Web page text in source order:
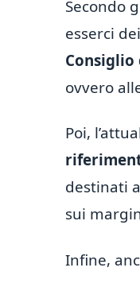
Secondo
esserci
Consiglio
ovvero
Poi,
destinati
sui
Infine,